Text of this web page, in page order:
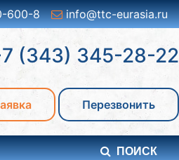
600-8 info@ttc-eurasia.ru
(343) 345-28-22
Перезвонить
ПОИСК